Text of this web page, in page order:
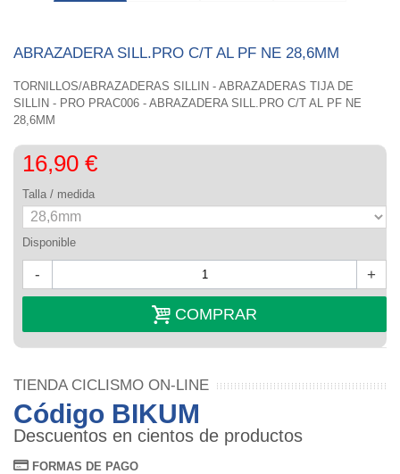
ABRAZADERA SILL.PRO C/T AL PF NE 28,6MM
TORNILLOS/ABRAZADERAS SILLIN - ABRAZADERAS TIJA DE
SILLIN - PRO PRAC006 - ABRAZADERA SILL.PRO C/T AL PF NE
28,6MM
16,90 €
Talla / medida
Disponible
- +
COMPRAR
TIENDA CICLISMO ON-LINE
Código BIKUM
Descuentos en cientos de productos
FORMAS DE PAGO